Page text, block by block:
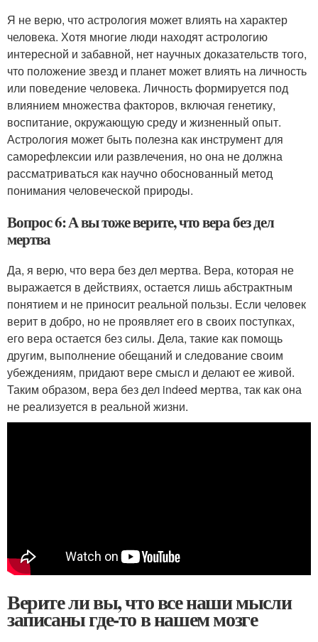
Я не верю, что астрология может влиять на характер
человека. Хотя многие люди находят астрологию
интересной и забавной, нет научных доказательств того,
что положение звезд и планет может влиять на личность
или поведение человека. Личность формируется под
влиянием множества факторов, включая генетику,
воспитание, окружающую среду и жизненный опыт.
Астрология может быть полезна как инструмент для
саморефлексии или развлечения, но она не должна
рассматриваться как научно обоснованный метод
понимания человеческой природы.
Вопрос 6: А вы тоже верите, что вера без дел
мертва
Да, я верю, что вера без дел мертва. Вера, которая не
выражается в действиях, остается лишь абстрактным
понятием и не приносит реальной пользы. Если человек
верит в добро, но не проявляет его в своих поступках,
его вера остается без силы. Дела, такие как помощь
другим, выполнение обещаний и следование своим
убеждениям, придают вере смысл и делают ее живой.
Таким образом, вера без дел indeed мертва, так как она
не реализуется в реальной жизни.
Верите ли вы, что все наши мысли
записаны где-то в нашем мозге